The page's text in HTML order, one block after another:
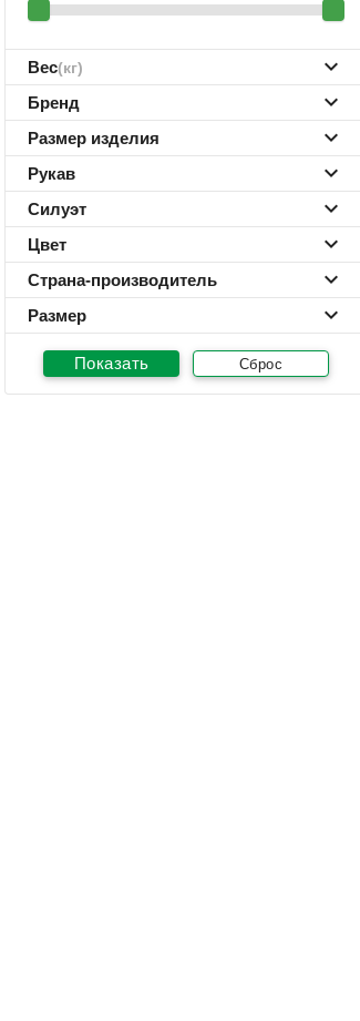
Вес(кг)
Бренд
Размер изделия
Рукав
Силуэт
Цвет
Страна-производитель
Размер
Сброс